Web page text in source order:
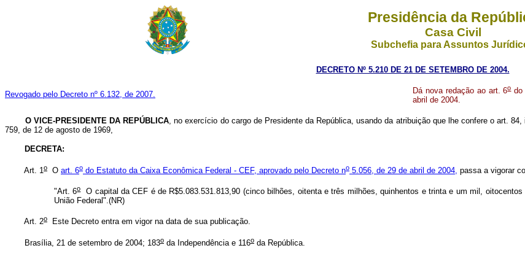
Presidência da
Casa Civil
Subchefia para Assuntos
DECRETO Nº 5.210 DE 21 DE SETEMBRO DE 2004.
Revogado pelo Decreto nº 6.132, de 2007. Dá nova redação ao art. 6odo
abril de 2004.
O VICE-PRESIDENTE DA REPÚBLICA, no exercício do cargo de Presidente da República, usando da atribuição que lhe confere o art.
759, de 12 de agosto de 1969,
DECRETA:
Art. 1o O art. 6o do Estatuto da Caixa Econômica Federal - CEF, aprovado pelo Decreto no 5.056, de 29 de abril de 2004, passa a vigorar
"Art. 6oO capital da CEF é de R$5.083.531.813,90 (cinco bilhões, oitenta e três milhões, quinhentos e trinta e um mil,
União Federal".(NR)
Art. 2o Este Decreto entra em vigor na data de sua publicação.
Brasília, 21 de setembro de 2004; 183o da Independência e 116o da República.